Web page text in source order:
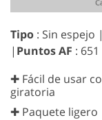
Tipo : Sin espejo |
| Puntos AF :
✚ Fácil de usar
giratoria
✚ Paquete ligero